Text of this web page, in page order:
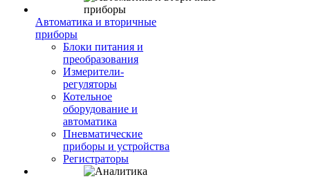
Автоматика и вторичные
приборы
Блоки питания и
преобразования
Измерители-
регуляторы
Котельное
оборудование и
автоматика
Пневматические
приборы и устройства
Регистраторы